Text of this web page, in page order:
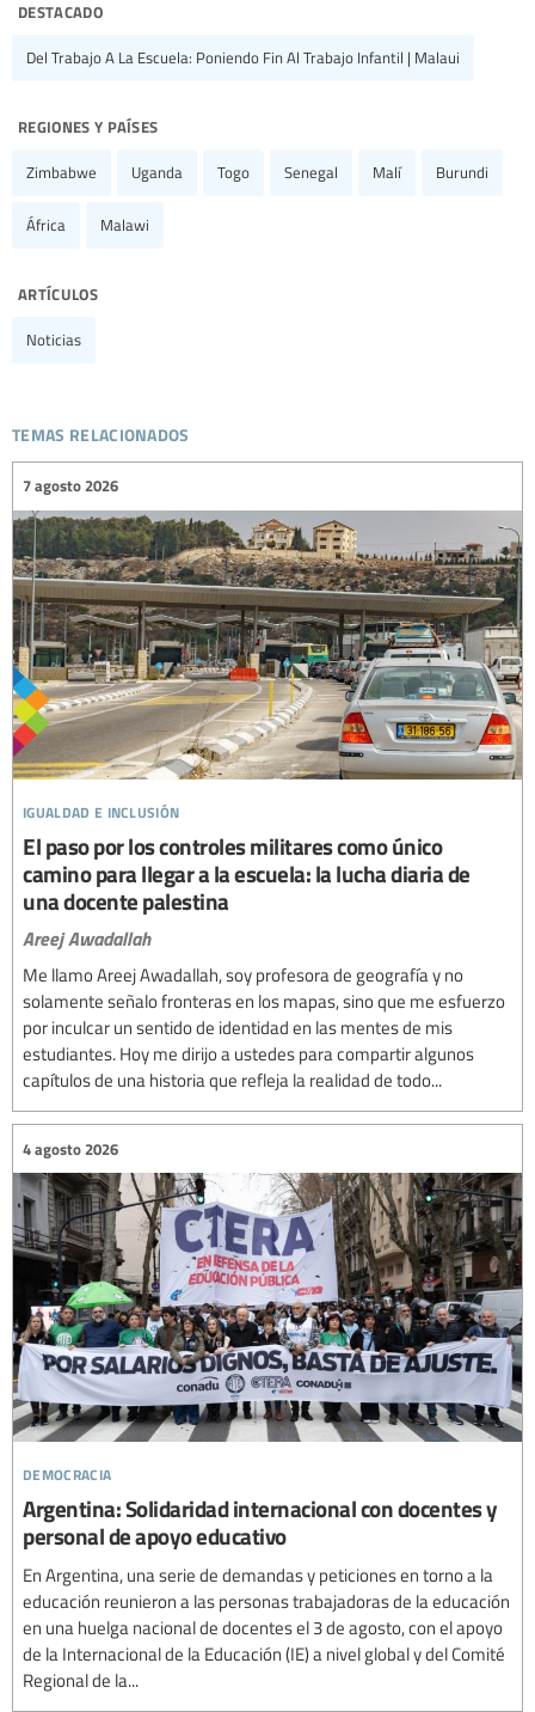
destacado
Del Trabajo A La Escuela: Poniendo Fin Al Trabajo Infantil | Malaui
regiones y países
Zimbabwe Uganda Togo Senegal Malí Burundi
África Malawi
artículos
Noticias
temas relacionados
igualdad e inclusión
7 agosto 2026
El paso por los controles militares como único
camino para llegar a la escuela: la lucha diaria de
una docente palestina
Areej Awadallah
Me llamo Areej Awadallah, soy profesora de geografía y no
solamente señalo fronteras en los mapas, sino que me esfuerzo
por inculcar un sentido de identidad en las mentes de mis
estudiantes. Hoy me dirijo a ustedes para compartir algunos
capítulos de una historia que refleja la realidad de todo...
democracia
4 agosto 2026
Argentina: Solidaridad internacional con docentes y
personal de apoyo educativo
En Argentina, una serie de demandas y peticiones en torno a la
educación reunieron a las personas trabajadoras de la educación
en una huelga nacional de docentes el 3 de agosto, con el apoyo
de la Internacional de la Educación (IE) a nivel global y del Comité
Regional de la...